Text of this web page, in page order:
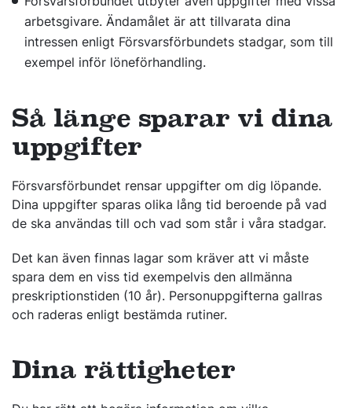
arbetsgivare. Ändamålet är att tillvarata dina
intressen enligt Försvarsförbundets stadgar, som till
exempel inför löneförhandling.
Så länge sparar vi dina
uppgifter
Försvarsförbundet rensar uppgifter om dig löpande.
Dina uppgifter sparas olika lång tid beroende på vad
de ska användas till och vad som står i våra stadgar.
Det kan även finnas lagar som kräver att vi måste
spara dem en viss tid exempelvis den allmänna
preskriptionstiden (10 år). Personuppgifterna gallras
och raderas enligt bestämda rutiner.
Dina rättigheter